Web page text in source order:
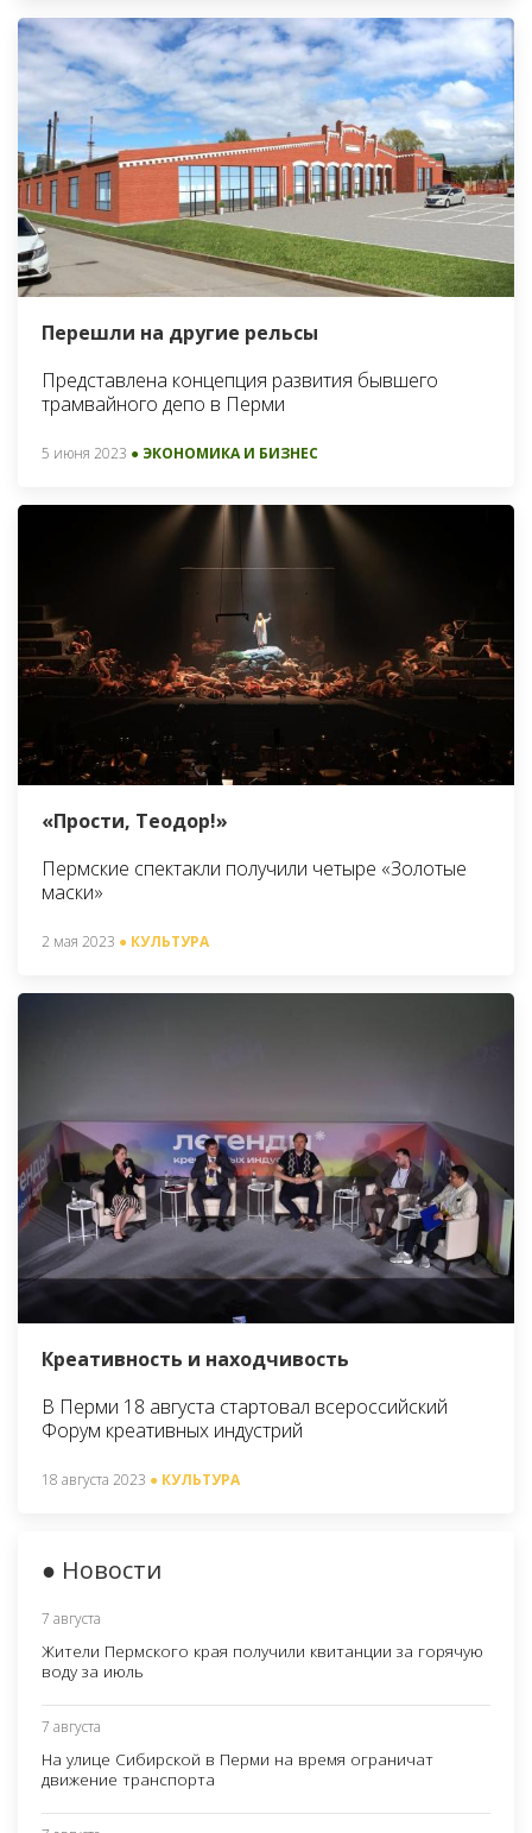
Перешли на другие рельсы
Представлена концепция развития бывшего
трамвайного депо в Перми
5 июня 2023 ● ЭКОНОМИКА И БИЗНЕС
«Прости, Теодор!»
Пермские спектакли получили четыре «Золотые
маски»
2 мая 2023 ● КУЛЬТУРА
Креативность и находчивость
В Перми 18 августа стартовал всероссийский
Форум креативных индустрий
18 августа 2023 ● КУЛЬТУРА
● Новости
7 августа
Жители Пермского края получили квитанции за горячую
воду за июль
7 августа
На улице Сибирской в Перми на время ограничат
движение транспорта